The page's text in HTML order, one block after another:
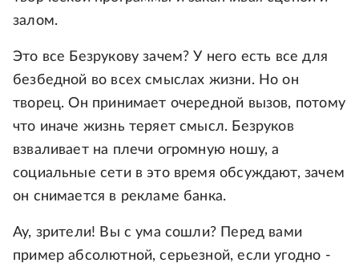
залом.
Это все Безрукову зачем? У него есть все для
безбедной во всех смыслах жизни. Но он
творец. Он принимает очередной вызов, потому
что иначе жизнь теряет смысл. Безруков
взваливает на плечи огромную ношу, а
социальные сети в это время обсуждают, зачем
он снимается в рекламе банка.
Ау, зрители! Вы с ума сошли? Перед вами
пример абсолютной, серьезной, если угодно -